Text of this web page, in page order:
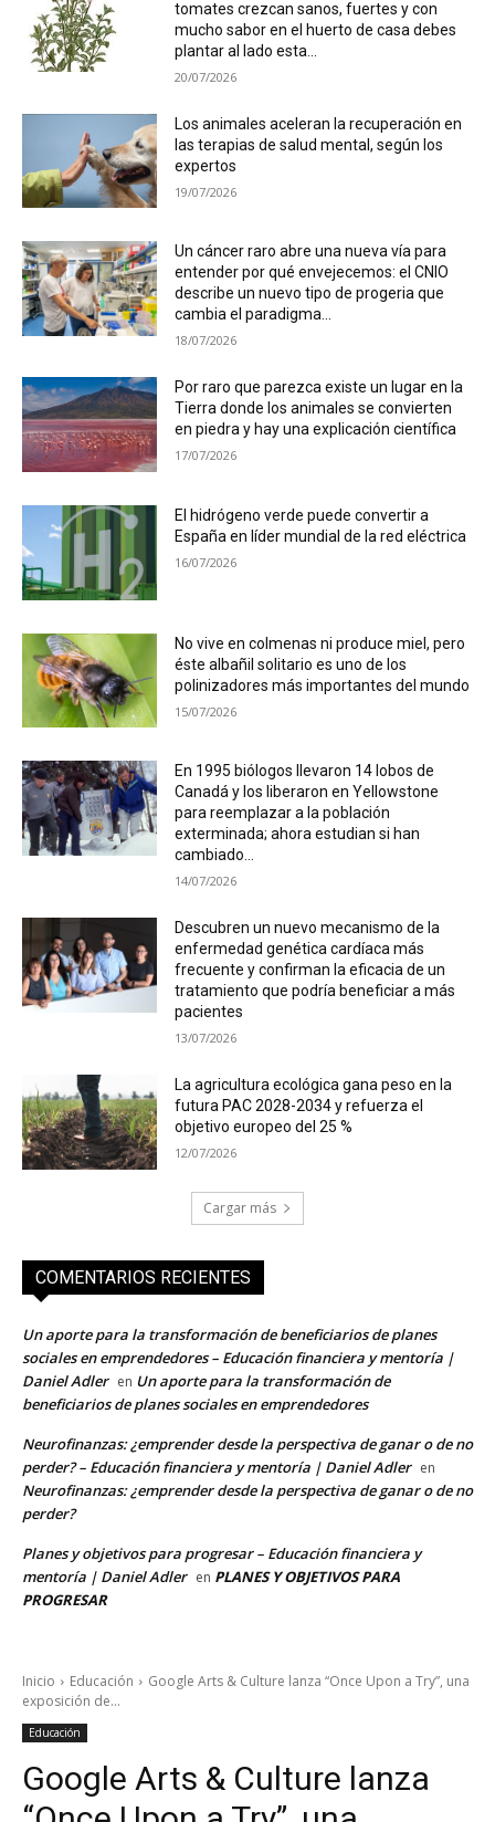
tomates crezcan sanos, fuertes y con
mucho sabor en el huerto de casa debes
plantar al lado esta...
20/07/2026
Los animales aceleran la recuperación en
las terapias de salud mental, según los
expertos
19/07/2026
Un cáncer raro abre una nueva vía para
entender por qué envejecemos: el CNIO
describe un nuevo tipo de progeria que
cambia el paradigma...
18/07/2026
Por raro que parezca existe un lugar en la
Tierra donde los animales se convierten
en piedra y hay una explicación científica
17/07/2026
El hidrógeno verde puede convertir a
España en líder mundial de la red eléctrica
16/07/2026
No vive en colmenas ni produce miel, pero
éste albañil solitario es uno de los
polinizadores más importantes del mundo
15/07/2026
En 1995 biólogos llevaron 14 lobos de
Canadá y los liberaron en Yellowstone
para reemplazar a la población
exterminada; ahora estudian si han
cambiado...
14/07/2026
Descubren un nuevo mecanismo de la
enfermedad genética cardíaca más
frecuente y confirman la eficacia de un
tratamiento que podría beneficiar a más
pacientes
13/07/2026
La agricultura ecológica gana peso en la
futura PAC 2028-2034 y refuerza el
objetivo europeo del 25 %
12/07/2026
Cargar más
COMENTARIOS RECIENTES
Un aporte para la transformación de beneficiarios de planes
sociales en emprendedores – Educación financiera y mentoría |
Daniel Adler en Un aporte para la transformación de
beneficiarios de planes sociales en emprendedores
Neurofinanzas: ¿emprender desde la perspectiva de ganar o de no
perder? – Educación financiera y mentoría | Daniel Adler en
Neurofinanzas: ¿emprender desde la perspectiva de ganar o de no
perder?
Planes y objetivos para progresar – Educación financiera y
mentoría | Daniel Adler en PLANES Y OBJETIVOS PARA
PROGRESAR